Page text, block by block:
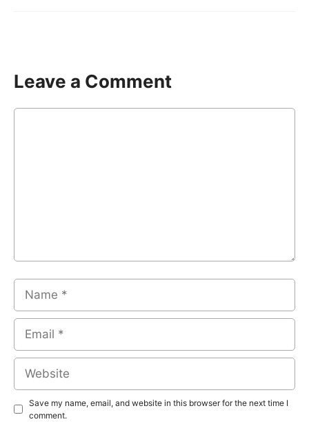
Leave a Comment
Comment
Name
Email
Website
Save my name, email, and website in this browser for the next time I
comment.